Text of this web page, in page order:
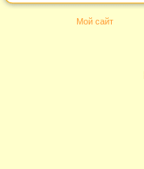
Мой сайт